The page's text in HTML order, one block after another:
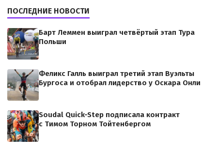
ПОСЛЕДНИЕ НОВОСТИ
Барт Леммен выиграл четвёртый этап Тура
Польши
Феликс Галль выиграл третий этап Вуэльты
Бургоса и отобрал лидерство у Оскара Онли
Soudal Quick-Step подписала контракт
с Тимом Торном Тойтенбергом